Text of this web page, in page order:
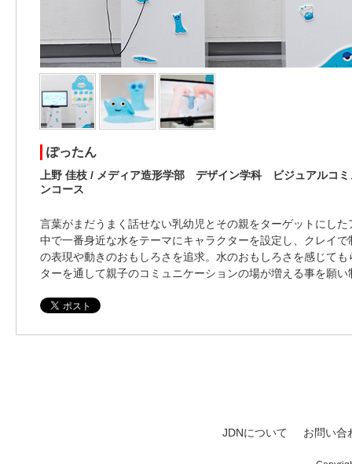
ぽったん
上野 佳枝 / メディア造形学部 デザイン学科 ビジュアルコミ
ンコース
言葉がまだうまく話せない乳幼児とその親をターゲットにし
中で一番身近な水をテーマにキャラクターを設定し、クレイ
の表現や動きのおもしろさを追求。水のおもしろさを感じて
ターを通して親子のコミュニケーションの場が増える事を願い
JDNについて お問い合